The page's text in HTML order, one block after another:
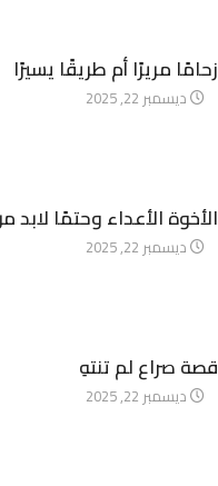
زحامًا مريرًا أم طريقًا يسيرًا
ديسمبر 22, 2025
الأخوة الأعداء وحتمًا لابد
ديسمبر 22, 2025
قصة صراع لم تنتهِ
ديسمبر 22, 2025